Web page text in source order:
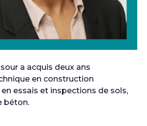
a acquis deux ans
en construction
essais et inspections de sols,
béton.